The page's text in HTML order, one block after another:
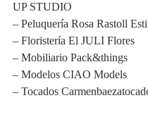
UP STUDIO
– Peluquería Rosa Rastoll
– Floristería El JULI Flores
– Mobiliario Pack&things
– Modelos CIAO Models
– Tocados